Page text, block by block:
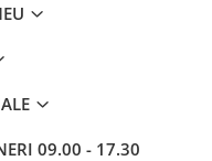
09.00 - 17.30